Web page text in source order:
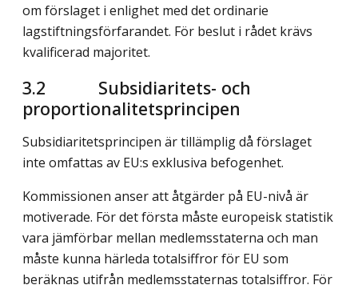
om förslaget i enlighet med det ordinarie
lagstiftningsförfarandet. För beslut i rådet krävs
kvalificerad majoritet.
3.2 Subsidiaritets- och
proportionalitetsprincipen
Subsidiaritetsprincipen är tillämplig då förslaget
inte omfattas av EU:s exklu­siva befogenhet.
Kommissionen anser att åtgärder på EU-nivå är
motiverade. För det första måste europeisk statistik
vara jämförbar mellan medlemsstaterna och man
måste kunna härleda totalsiffror för EU som
beräknas utifrån medlems­staternas totalsiffror. För